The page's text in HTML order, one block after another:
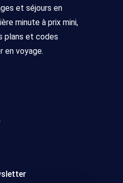
et séjours en
minute à prix mini,
plans et codes
en voyage.